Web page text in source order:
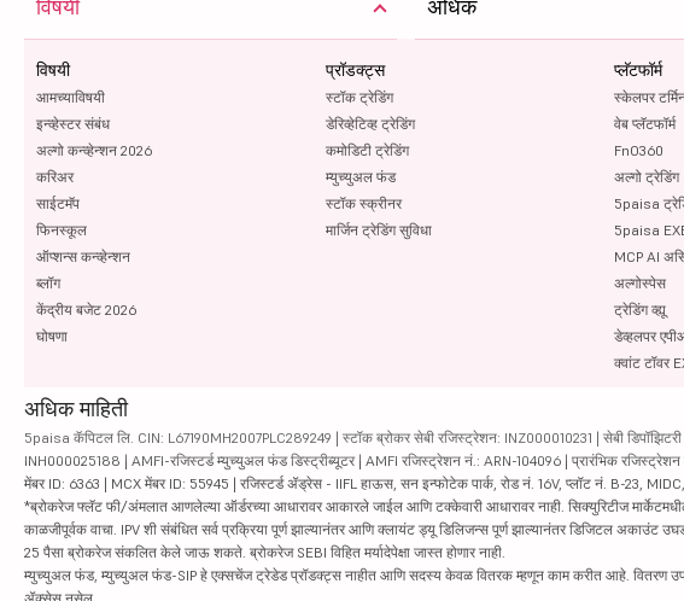
विषयी
विषयी
आमच्याविषयी
इन्व्हेस्टर संबंध
अल्गो कन्व्हेन्शन 2026
करिअर
साईटमॅप
फिनस्कूल
ऑप्शन्स कन्व्हेन्शन
ब्लॉग
केंद्रीय बजेट 2026
घोषणा
प्रॉडक्ट्स
स्टॉक ट्रेडिंग
डेरिव्हेटिव्ह ट्रेडिंग
कमोडिटी ट्रेडिंग
म्युच्युअल फंड
स्टॉक स्क्रीनर
मार्जिन ट्रेडिंग सुविधा
प्लॅटफॉर्म
स्केलपर
वेब प्लॅटफॉर्म
FnO360
अल्गो ट्रेडिंग
5paisa
5paisa
MCP AI
अल्गोस्पेस
ट्रेडिंग व्ह्यू
डेव्हलपर
क्वांट टॉवर
अधिक
अधिक माहिती
5paisa कॅपिटल लि. CIN: L67190MH2007PLC289249 | स्टॉक ब्रोकर सेबी रजिस्ट्रेशन: INZ000010231 | सेबी
INH000025188 | AMFI-रजिस्टर्ड म्युच्युअल फंड डिस्ट्रीब्यूटर | AMFI रजिस्ट्रेशन नं.: ARN-104096 | प्रारंभिक
मेंबर ID: 6363 | MCX मेंबर ID: 55945 | रजिस्टर्ड ॲड्रेस - IIFL हाऊस, सन इन्फोटेक पार्क, रोड नं. 16V, प्लॉट नं. B-23,
*ब्रोकरेज फ्लॅट फी/अंमलात आणलेल्या ऑर्डरच्या आधारावर आकारले जाईल आणि टक्केवारी आधारावर नाही. सिक्युरिटीज
काळजीपूर्वक वाचा. IPV शी संबंधित सर्व प्रक्रिया पूर्ण झाल्यानंतर आणि क्लायंट ड्यू डिलिजन्स पूर्ण झाल्यानंतर डिजिटल
25 पैसा ब्रोकरेज संकलित केले जाऊ शकते. ब्रोकरेज SEBI विहित मर्यादेपेक्षा जास्त होणार नाही.
म्युच्युअल फंड, म्युच्युअल फंड-SIP हे एक्सचेंज ट्रेडेड प्रॉडक्ट्स नाहीत आणि सदस्य केवळ वितरक म्हणून काम करीत आहे. वितरण